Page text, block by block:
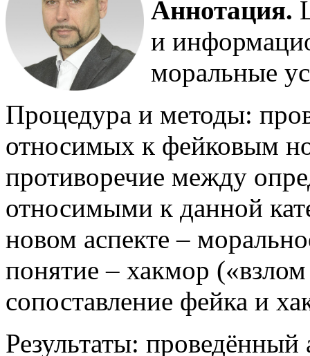
Аннотация.
и
моральные
Процедура и методы:
относимых к фейковым
противоречие между
относимыми к данной
новом аспекте –
понятие – хакмор
сопоставление фейка и
Результаты: проведённый